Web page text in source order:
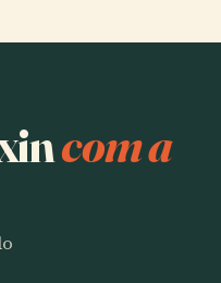
com a